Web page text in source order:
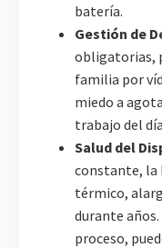
batería.
Gestión de
obligatorias,
familia por
miedo a
trabajo del
Salud del
constante, la
térmico,
durante
proceso,